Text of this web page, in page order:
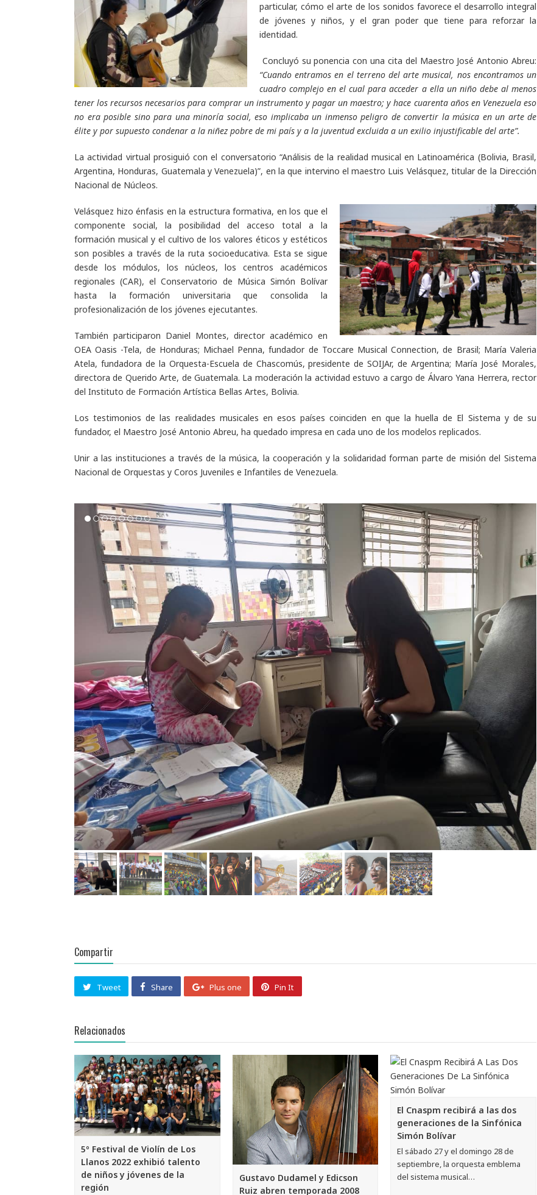
particular, cómo el arte de los sonidos favorece el desarrollo integral
de jóvenes y niños, y el gran poder que tiene para reforzar la
identidad.
Concluyó su ponencia con una cita del Maestro José Antonio Abreu:
“Cuando entramos en el terreno del arte musical, nos encontramos un
cuadro complejo en el cual para acceder a ella un niño debe al menos
tener los recursos necesarios para comprar un instrumento y pagar un maestro; y hace cuarenta años en Venezuela eso
no era posible sino para una minoría social, eso implicaba un inmenso peligro de convertir la música en un arte de
élite y por supuesto condenar a la niñez pobre de mi país y a la juventud excluida a un exilio injustificable del arte”.
La actividad virtual prosiguió con el conversatorio “Análisis de la realidad musical en Latinoamérica (Bolivia, Brasil,
Argentina, Honduras, Guatemala y Venezuela)”, en la que intervino el maestro Luis Velásquez, titular de la Dirección
Nacional de Núcleos.
Velásquez hizo énfasis en la estructura formativa, en los que el
componente social, la posibilidad del acceso total a la
formación musical y el cultivo de los valores éticos y estéticos
son posibles a través de la ruta socioeducativa. Esta se sigue
desde los módulos, los núcleos, los centros académicos
regionales (CAR), el Conservatorio de Música Simón Bolívar
hasta la formación universitaria que consolida la
profesionalización de los jóvenes ejecutantes.
También participaron Daniel Montes, director académico en
OEA Oasis -Tela, de Honduras; Michael Penna, fundador de Toccare Musical Connection, de Brasil; María Valeria
Atela, fundadora de la Orquesta-Escuela de Chascomús, presidente de SOIJAr, de Argentina; María José Morales,
directora de Querido Arte, de Guatemala. La moderación la actividad estuvo a cargo de Álvaro Yana Herrera, rector
del Instituto de Formación Artística Bellas Artes, Bolivia.
Los testimonios de las realidades musicales en esos países coinciden en que la huella de El Sistema y de su
fundador, el Maestro José Antonio Abreu, ha quedado impresa en cada uno de los modelos replicados.
Unir a las instituciones a través de la música, la cooperación y la solidaridad forman parte de misión del Sistema
Nacional de Orquestas y Coros Juveniles e Infantiles de Venezuela.
Tweet
Relacionados
5º Festival de Violín de Los
Llanos 2022 exhibió talento
de niños y jóvenes de la
región
JORVEIS ORTEGANO VALECILLO EL
SISTEMA PORTUGUESA El Festival
de Violín de Los Llanos se ha…
Gustavo Dudamel y Edicson
Ruiz abren temporada 2008
Con el Aula Magna de la
Universidad Central de Venezuela
como escenario, la Sinfónica de…
El Cnaspm recibirá a las dos
generaciones de la Sinfónica
Simón Bolívar
El sábado 27 y el domingo 28 de
septiembre, la orquesta emblema
del sistema musical…